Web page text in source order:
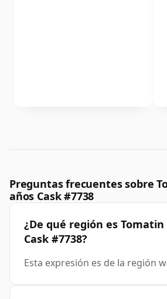
Preguntas frecuentes sobre
años Cask #7738
¿De qué región es Tomatin
Cask #7738?
Esta expresión es de la región